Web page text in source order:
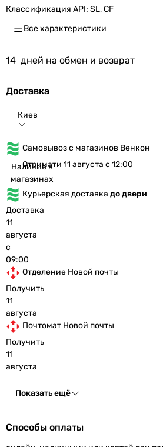
Классификация API: SL, CF
Все характеристики
14 дней на обмен и возврат
Доставка
Киев
Самовывоз с магазинов Венкон
Наличие в
магазинах
Отримати 11 августа с 12:00
Курьерская доставка до двери
Доставка
11
августа
с
09:00
Отделение Новой почты
Получить
11
августа
Почтомат Новой почты
Получить
11
августа
Показать ещё
Способы оплаты